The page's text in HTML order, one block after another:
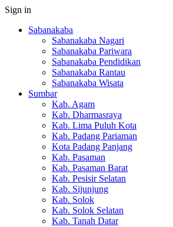
Sign in
Sabanakaba
Sabanakaba Nagari
Sabanakaba Pariwara
Sabanakaba Pendidikan
Sabanakaba Rantau
Sabanakaba Wisata
Sumbar
Kab. Agam
Kab. Dharmasraya
Kab. Lima Puluh Kota
Kab. Padang Pariaman
Kota Padang Panjang
Kab. Pasaman
Kab. Pasaman Barat
Kab. Pesisir Selatan
Kab. Sijunjung
Kab. Solok
Kab. Solok Selatan
Kab. Tanah Datar